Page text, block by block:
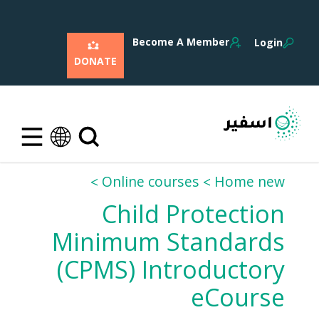
Login
Become A Member
DONATE
Home new
Online courses
Child Protection
Minimum Standards
(CPMS) Introductory
eCourse